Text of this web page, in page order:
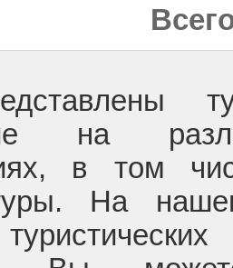
на
в том
На